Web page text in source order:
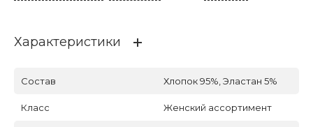
Характеристики
Состав Хлопок 95%, Эластан 5%
Класс Женский ассортимент